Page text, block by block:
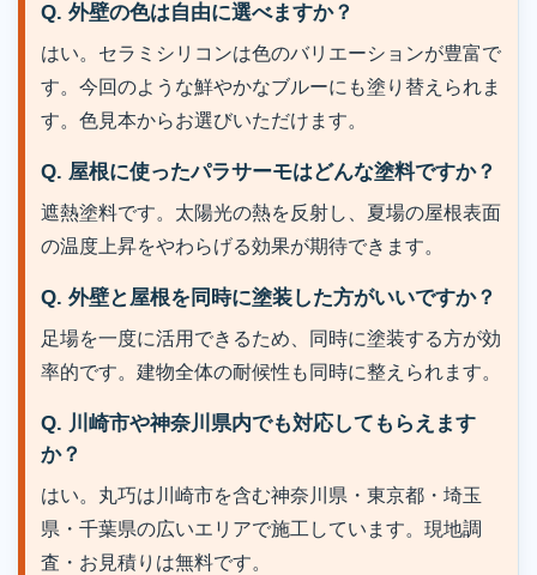
Q. 外壁の色は自由に選べますか？
はい。セラミシリコンは色のバリエーションが豊富で
す。今回のような鮮やかなブルーにも塗り替えられま
す。色見本からお選びいただけます。
Q. 屋根に使ったパラサーモはどんな塗料ですか？
遮熱塗料です。太陽光の熱を反射し、夏場の屋根表面
の温度上昇をやわらげる効果が期待できます。
Q. 外壁と屋根を同時に塗装した方がいいですか？
足場を一度に活用できるため、同時に塗装する方が効
率的です。建物全体の耐候性も同時に整えられます。
Q. 川崎市や神奈川県内でも対応してもらえます
か？
はい。丸巧は川崎市を含む神奈川県・東京都・埼玉
県・千葉県の広いエリアで施工しています。現地調
査・お見積りは無料です。